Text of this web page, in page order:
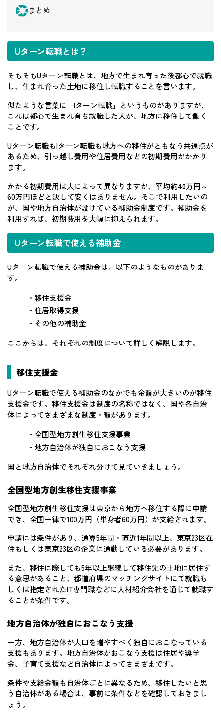
まとめ
Uターン転職とは？
そもそもUターン転職とは、地方で生まれ育った後都心で就職
し、生まれ育った土地に移住し転職することを言います。
似たような言葉に「Iターン転職」というものがありますが、
これは都心で生まれ育ち就職した人が、地方に移住して働く
ことです。
Uターン転職もIターン転職も地方への移住がともなう共通点が
あるため、引っ越し費用や住居費用などの初期費用がかかり
ます。
かかる初期費用は人によって異なりますが、平均約40万円～
60万円ほどと決して安くはありません。そこで利用したいの
が、国や地方自治体が設けている補助金制度です。補助金を
利用すれば、初期費用を大幅に抑えられます。
Uターン転職で使える補助金
Uターン転職で使える補助金は、以下のようなものがありま
す。
・移住支援金
・住居取得支援
・その他の補助金
ここからは、それぞれの制度について詳しく解説します。
移住支援金
Uターン転職で使える補助金のなかでも金額が大きいのが移住
支援金です。移住支援金は制度の名称ではなく、国や各自治
体によってさまざまな制度・額があります。
・全国型地方創生移住支援事業
・地方自治体が独自におこなう支援
国と地方自治体でそれぞれ分けて見ていきましょう。
全国型地方創生移住支援事業
全国型地方創生移住支援は東京から地方へ移住する際に申請
でき、全国一律で100万円（単身者60万円）が支給されます。
申請には条件があり、通算5年間・直近1年間以上、東京23区在
住もしくは東京23区の企業に通勤している必要があります。
また、移住に際しても5年以上継続して移住先の土地に居住す
る意思があること、都道府県のマッチングサイトにて就職も
しくは指定されたIT専門職などに人材紹介会社を通じて就職す
ることが条件です。
地方自治体が独自におこなう支援
一方、地方自治体が人口を増やすべく独自におこなっている
支援もあります。地方自治体がおこなう支援は住居や奨学
金、子育て支援など自治体によってさまざまです。
条件や支給金額も自治体ごとに異なるため、移住したいと思
う自治体がある場合は、事前に条件などを確認しておきまし
ょう。